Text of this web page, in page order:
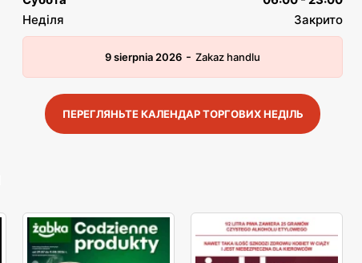
Неділя
Закрито
9 sierpnia 2026 - Zakaz handlu
ПЕРЕГЛЯНЬТЕ КАЛЕНДАР ТОРГОВИХ НЕДІЛЬ